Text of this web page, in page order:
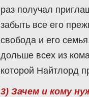
раз получал
забыть все его
свобода и его
дольше всех из
которой Найтлорд
3) Зачем и кому